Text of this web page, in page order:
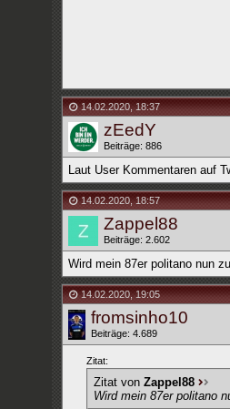
14.02.2020,18:37
zEedY
Beiträge: 886
Laut User Kommentaren auf
14.02.2020,18:57
Zappel88
Beiträge: 2.602
Wird mein 87er politano nun
14.02.2020,19:05
fromsinho10
Beiträge: 4.689
Zitat:
Zitat von Zappel88
Wird mein 87er politano